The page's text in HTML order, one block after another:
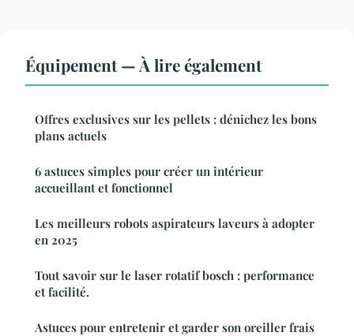
Équipement — À lire également
Offres exclusives sur les pellets : dénichez les bons
plans actuels
6 astuces simples pour créer un intérieur
accueillant et fonctionnel
Les meilleurs robots aspirateurs laveurs à adopter
en 2025
Tout savoir sur le laser rotatif bosch : performance
et facilité.
Astuces pour entretenir et garder son oreiller frais